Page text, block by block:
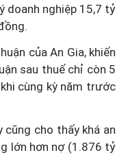
doanh nghiệp 15,7 tỷ
của An Gia, khiến
sau thuế chỉ còn 5
cùng kỳ năm trước
cũng cho thấy khá an
lớn hơn nợ (1.876 tỷ